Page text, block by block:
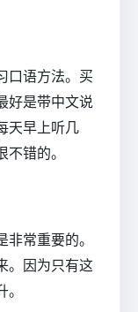
口语方法。买
好是带中文说
天早上听几
错的。
常重要的。
。因为只有这